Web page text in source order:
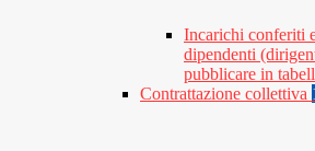
Incarichi conferiti
dipendenti
pubblicare in
Contrattazione collettiva